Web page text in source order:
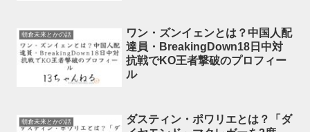
朝倉未来とかの話
ワン・ズンイェンとは？中国人配
達員・BreakingDown18日中対
抗戦でKO王者撃破のプロフィー
ル
朝倉未来とかの話
ダスティン・ポワリエとは？「ダ